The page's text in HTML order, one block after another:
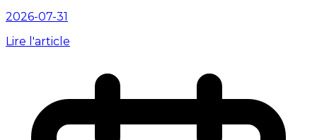
2026-07-31
Lire l'article